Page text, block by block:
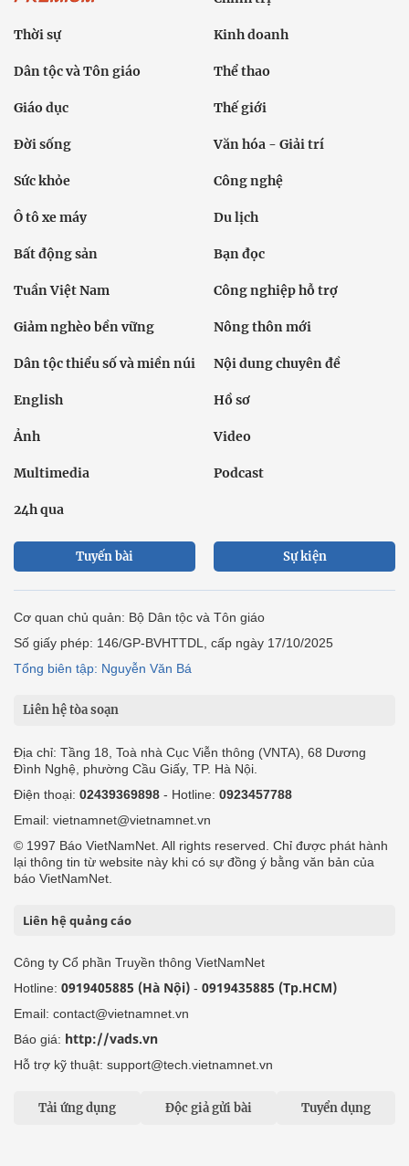
Thời sự Kinh doanh
Dân tộc và Tôn giáo Thể thao
Giáo dục Thế giới
Đời sống Văn hóa - Giải trí
Sức khỏe Công nghệ
Ô tô xe máy Du lịch
Bất động sản Bạn đọc
Tuần Việt Nam Công nghiệp hỗ trợ
Giảm nghèo bền vững Nông thôn mới
Dân tộc thiểu số và miền núi Nội dung chuyên đề
English Hồ sơ
Ảnh Video
Multimedia Podcast
24h qua
Tuyến bài Sự kiện
Cơ quan chủ quản: Bộ Dân tộc và Tôn giáo
Số giấy phép: 146/GP-BVHTTDL, cấp ngày 17/10/2025
Tổng biên tập: Nguyễn Văn Bá
Liên hệ tòa soạn
Địa chỉ: Tầng 18, Toà nhà Cục Viễn thông (VNTA), 68 Dương
Đình Nghệ, phường Cầu Giấy, TP. Hà Nội.
Điện thoại: 02439369898 - Hotline: 0923457788
Email: vietnamnet@vietnamnet.vn
© 1997 Báo VietNamNet. All rights reserved. Chỉ được phát hành
lại thông tin từ website này khi có sự đồng ý bằng văn bản của
báo VietNamNet.
Liên hệ quảng cáo
Công ty Cổ phần Truyền thông VietNamNet
Hotline: 0919405885 (Hà Nội) - 0919435885 (Tp.HCM)
Email: contact@vietnamnet.vn
Báo giá: http://vads.vn
Hỗ trợ kỹ thuật: support@tech.vietnamnet.vn
Tải ứng dụng Độc giả gửi bài Tuyển dụng